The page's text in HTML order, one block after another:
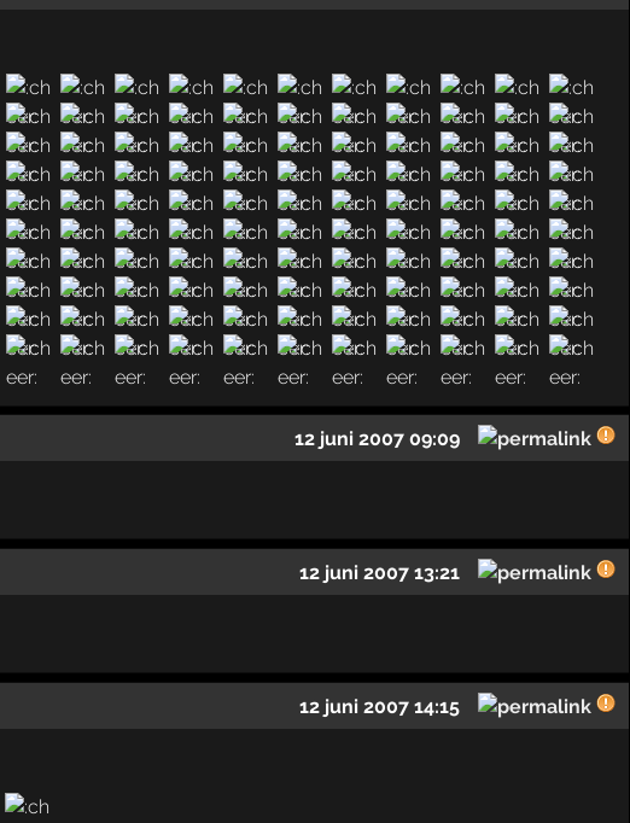
12 juni 2007 09:09
12 juni 2007 13:21
12 juni 2007 14:15